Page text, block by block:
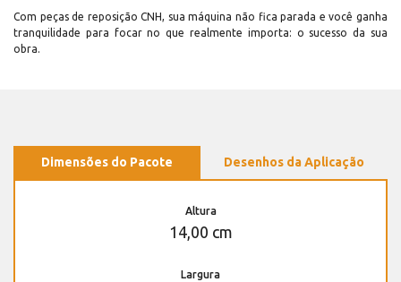
Com peças de reposição CNH, sua máquina não fica parada e você ganha
tranquilidade para focar no que realmente importa: o sucesso da sua
obra.
Dimensões do Pacote Desenhos da Aplicação
Altura
14,00 cm
Largura